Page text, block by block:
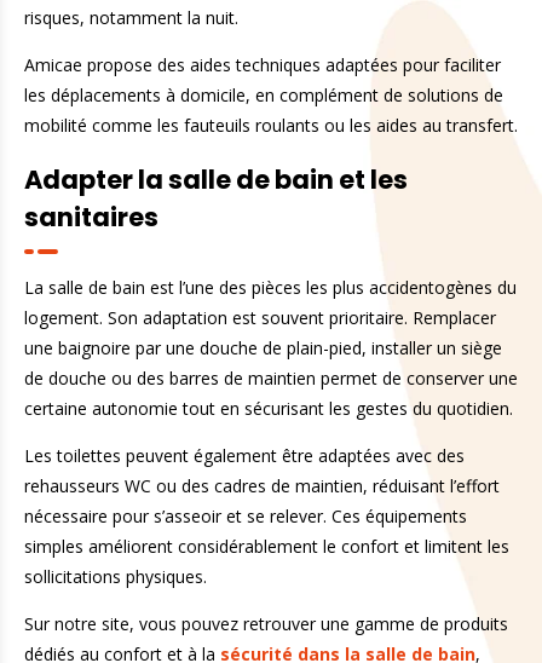
risques, notamment la nuit.
Amicae propose des aides techniques adaptées pour faciliter
les déplacements à domicile, en complément de solutions de
mobilité comme les fauteuils roulants ou les aides au transfert.
Adapter la salle de bain et les
sanitaires
La salle de bain est l’une des pièces les plus accidentogènes du
logement. Son adaptation est souvent prioritaire. Remplacer
une baignoire par une douche de plain-pied, installer un siège
de douche ou des barres de maintien permet de conserver une
certaine autonomie tout en sécurisant les gestes du quotidien.
Les toilettes peuvent également être adaptées avec des
rehausseurs WC ou des cadres de maintien, réduisant l’effort
nécessaire pour s’asseoir et se relever. Ces équipements
simples améliorent considérablement le confort et limitent les
sollicitations physiques.
Sur notre site, vous pouvez retrouver une gamme de produits
dédiés au confort et à la sécurité dans la salle de bain,